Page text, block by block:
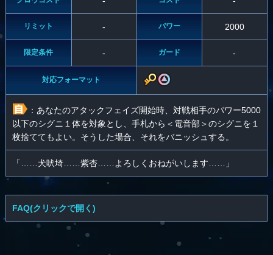
リミット - パワー 2000
限定条件 - ガード -
対応フォーマット
：あなたのアタックフェイズ開始時、対戦相手のパワー5000
以下のシグニ１体を対象とし、手札から＜電音部＞のシグニを１
枚捨ててもよい。そうした場合、それをバニッシュする。
「……犬吠埼……紫杏……よろしくおねがいします……」
FAQ(クリックで開く)